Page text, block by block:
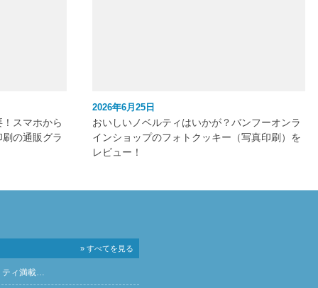
スマホから
の通販グラ
2026年6月25日
おいしいノベルティはいかが？バンフーオンラ
インショップのフォトクッキー（写真印刷）を
レビュー！
» すべてを見る
ティ満載…